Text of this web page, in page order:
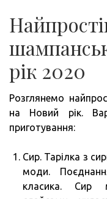
рік 2020
Розглянемо
на Новий рік.
приготування:
Сир. Тарілка з
моди.
класика. Сир